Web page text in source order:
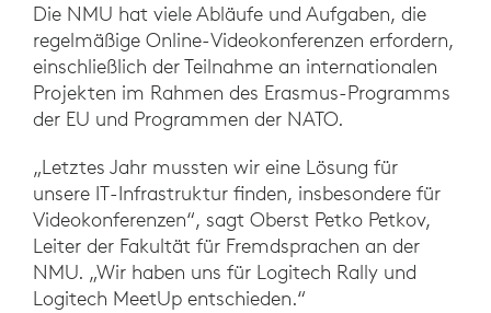
Die NMU hat viele Abläufe und Aufgaben, die
regelmäßige Online-Videokonferenzen erfordern,
einschließlich der Teilnahme an internationalen
Projekten im Rahmen des Erasmus-Programms
der EU und Programmen der NATO.
„Letztes Jahr mussten wir eine Lösung für
unsere IT-Infrastruktur finden, insbesondere für
Videokonferenzen“, sagt Oberst Petko Petkov,
Leiter der Fakultät für Fremdsprachen an der
NMU. „Wir haben uns für Logitech Rally und
Logitech MeetUp entschieden.“